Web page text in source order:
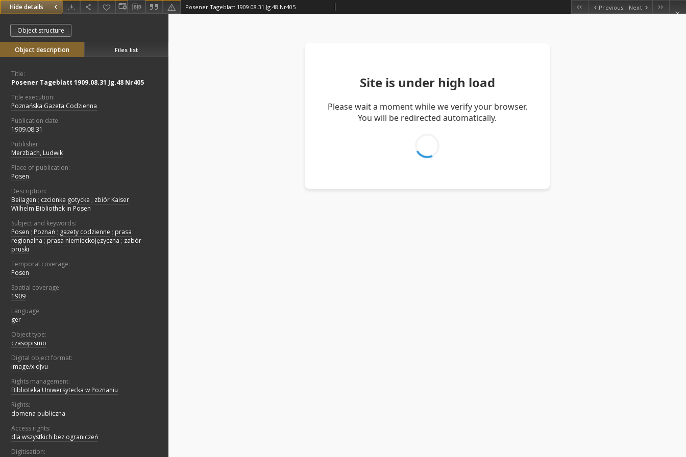
Hide details Posener Tageblatt 1909.08.31 Jg.48 Nr405 Previous Next
Object structure
Object description Files list
Title:
Posener Tageblatt 1909.08.31 Jg.48 Nr405
Title execution:
Poznańska Gazeta Codzienna
Publication date:
1909.08.31
Publisher:
Merzbach, Ludwik
Place of publication:
Posen
Description:
Beilagen ; czcionka gotycka ; zbiór Kaiser
Wilhelm Bibliothek in Posen
Subject and keywords:
Posen ; Poznań ; gazety codzienne ; prasa
regionalna ; prasa niemieckojęzyczna ; zabór
pruski
Temporal coverage:
Posen
Spatial coverage:
1909
Language:
ger
Object type:
czasopismo
Digital object format:
image/x.djvu
Rights management:
Biblioteka Uniwersytecka w Poznaniu
Rights:
domena publiczna
Access rights:
dla wszystkich bez ograniczeń
Digitisation: